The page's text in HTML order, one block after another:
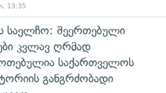
13:35
საელჩო: შეერთებული
კვლავ ღრმად
საქართველოს
განგრძობადი